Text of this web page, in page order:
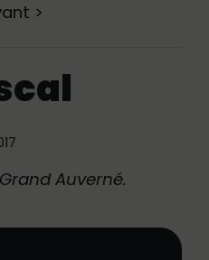
>
Auverné.